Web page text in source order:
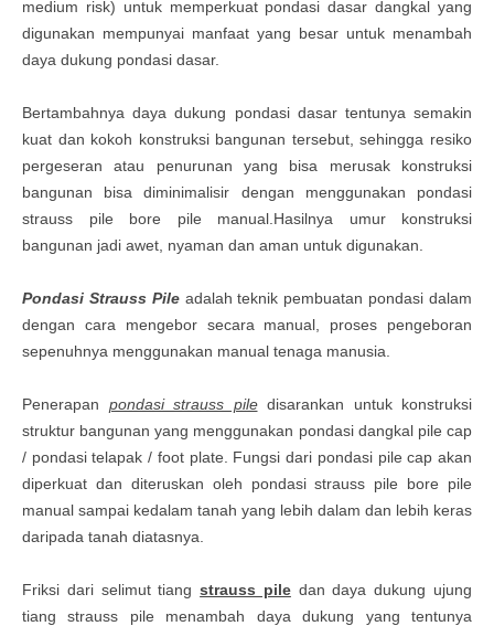
medium risk) untuk memperkuat pondasi dasar dangkal yang
digunakan mempunyai manfaat yang besar untuk menambah
daya dukung pondasi dasar.
Bertambahnya daya dukung pondasi dasar tentunya semakin
kuat dan kokoh konstruksi bangunan tersebut, sehingga resiko
pergeseran atau penurunan yang bisa merusak konstruksi
bangunan bisa diminimalisir dengan menggunakan pondasi
strauss pile bore pile manual.Hasilnya umur konstruksi
bangunan jadi awet, nyaman dan aman untuk digunakan.
Pondasi Strauss Pileadalah teknik pembuatan pondasi dalam
dengan cara mengebor secara manual, proses pengeboran
sepenuhnya menggunakan manual tenaga manusia.
Penerapan pondasi strauss piledisarankan untuk konstruksi
struktur bangunan yang menggunakan pondasi dangkal pile cap
/ pondasi telapak / foot plate. Fungsi dari pondasi pile cap akan
diperkuat dan diteruskan oleh pondasi strauss pile bore pile
manual sampai kedalam tanah yang lebih dalam dan lebih keras
daripada tanah diatasnya.
Friksi dari selimut tiangstrauss piledan daya dukung ujung
tiang strauss pile menambah daya dukung yang tentunya